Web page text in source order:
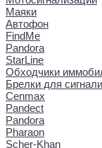
Маяки
Автофон
FindMe
Pandora
StarLine
Обходчики
Брелки для
Cenmax
Pandect
Pandora
Pharaon
Scher-Khan